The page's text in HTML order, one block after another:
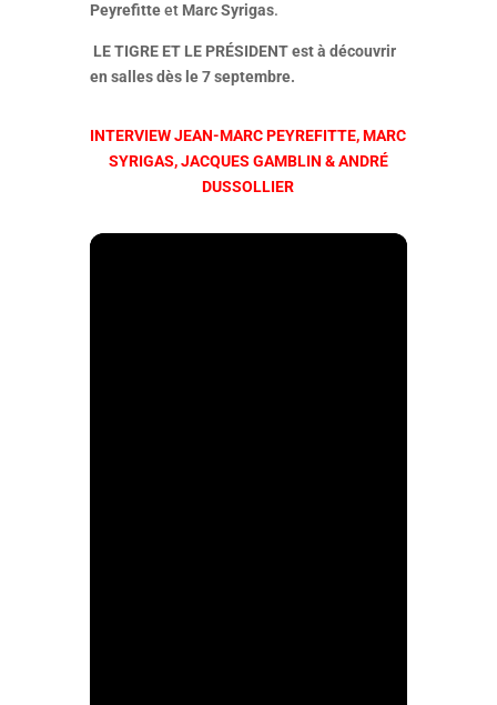
Peyrefitteet Marc Syrigas.
LE TIGRE ET LE PRÉSIDENT est à découvrir
en salles dès le 7 septembre.
INTERVIEW JEAN-MARC PEYREFITTE, MARC
SYRIGAS, JACQUES GAMBLIN & ANDRÉ
DUSSOLLIER